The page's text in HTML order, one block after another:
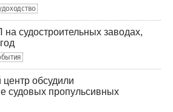
судостроительных заводах,
обсудили
судовых пропульсивных